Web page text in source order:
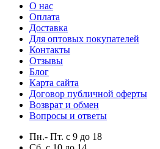
О нас
Оплата
Доставка
Для оптовых покупателей
Контакты
Отзывы
Блог
Карта сайта
Договор публичной оферты
Возврат и обмен
Вопросы и ответы
Пн.- Пт. с 9 до 18